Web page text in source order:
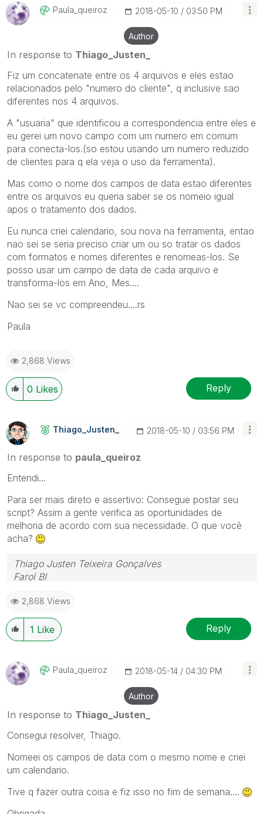
Paula_queiroz ‎2018-05-10 03:50 PM
Author
In response to Thiago_Justen_
Fiz um concatenate entre os 4 arquivos e eles estao
relacionados pelo "numero do cliente", q inclusive sao
diferentes nos 4 arquivos.
A "usuaria" que identificou a correspondencia entre eles e
eu gerei um novo campo com um numero em comum
para conecta-los.(so estou usando um numero reduzido
de clientes para q ela veja o uso da ferramenta).
Mas como o nome dos campos de data estao diferentes
entre os arquivos eu queria saber se os nomeio igual
apos o tratamento dos dados.
Eu nunca criei calendario, sou nova na ferramenta, entao
nao sei se seria preciso criar um ou so tratar os dados
com formatos e nomes diferentes e renomeas-los. Se
posso usar um campo de data de cada arquivo e
transforma-los em Ano, Mes....
Nao sei se vc compreendeu....rs
Paula
2,868 Views
0 Likes Reply
Thiago_Justen_ ‎2018-05-10 03:56 PM
In response to paula_queiroz
Entendi...
Para ser mais direto e assertivo: Consegue postar seu
script? Assim a gente verifica as oportunidades de
melhoria de acordo com sua necessidade. O que você
acha?
Thiago Justen Teixeira Gonçalves
Farol BI
Skype: justen.thiago
2,868 Views
1 Like Reply
Paula_queiroz ‎2018-05-14 04:30 PM
Author
In response to Thiago_Justen_
Consegui resolver, Thiago.
Nomeei os campos de data com o mesmo nome e criei
um calendario.
Tive q fazer outra coisa e fiz isso no fim de semana....